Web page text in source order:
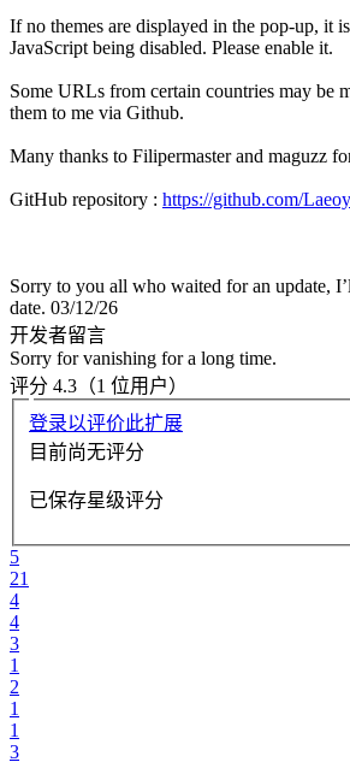
If no themes are displayed in the pop-up, it
JavaScript being disabled. Please enable it.
Some URLs from certain countries may be
them to me via Github.
Many thanks to Filipermaster and maguzz
GitHub repository : https://github.com/
Sorry to you all who waited for an update,
date. 03/12/26
开发者留言
Sorry for vanishing for a long time.
评分 4.3（1 位用户）
登录以评价此扩展
目前尚无评分
已保存星级评分
5
21
4
4
3
1
2
1
1
3